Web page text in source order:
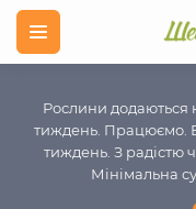
Рослини додаються
тиждень. Працюємо.
тиждень. З радістю
Мінімальна